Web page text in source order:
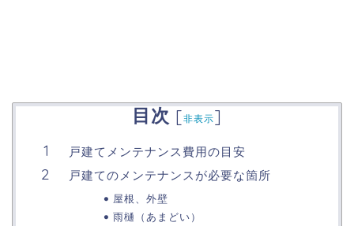
目次 [非表示]
戸建てメンテナンス費用の目安
戸建てのメンテナンスが必要な箇所
屋根、外壁
雨樋（あまどい）